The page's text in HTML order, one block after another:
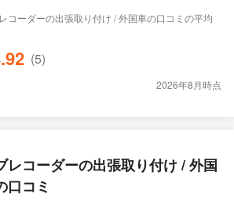
コーダーの出張取り付け / 外国車の口コミの平均
(5)
2026年8月時点
レコーダーの出張取り付け / 外国
口コミ